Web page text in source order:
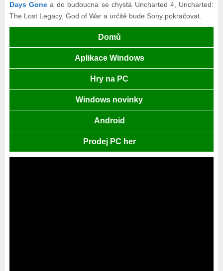
Days Gone a do budoucna se chystá Uncharted 4, Uncharted:
The Lost Legacy, God of War a určitě bude Sony pokračovat.
Domů
Aplikace Windows
Hry na PC
Windows novinky
Android
Prodej PC her